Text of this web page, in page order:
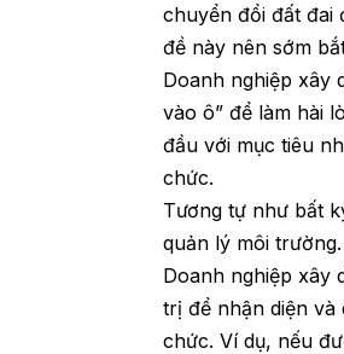
chuyển đổi đất đai
đề này nên sớm
Doanh nghiệp xây
vào ô” để làm hài
đầu với mục tiêu
chức.
Tương tự như bất
quản lý môi
Doanh nghiệp xây
trị để nhận diện
chức. Ví dụ, nếu